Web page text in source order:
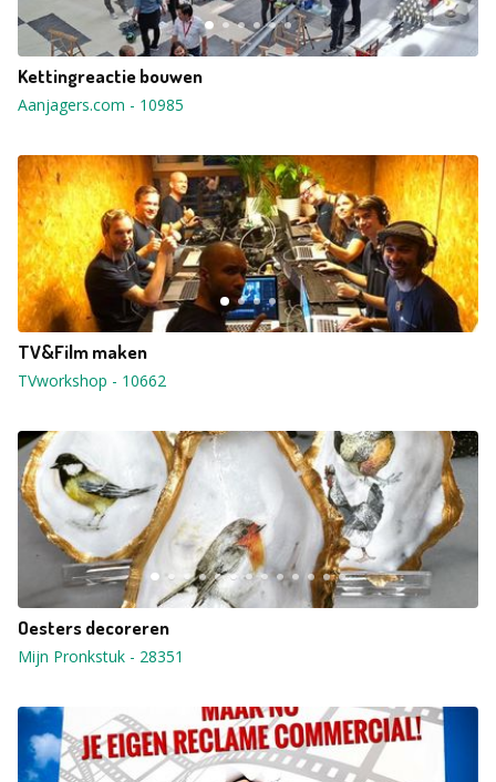
Kettingreactie bouwen
Aanjagers.com - 10985
TV&Film maken
TVworkshop - 10662
Oesters decoreren
Mijn Pronkstuk - 28351